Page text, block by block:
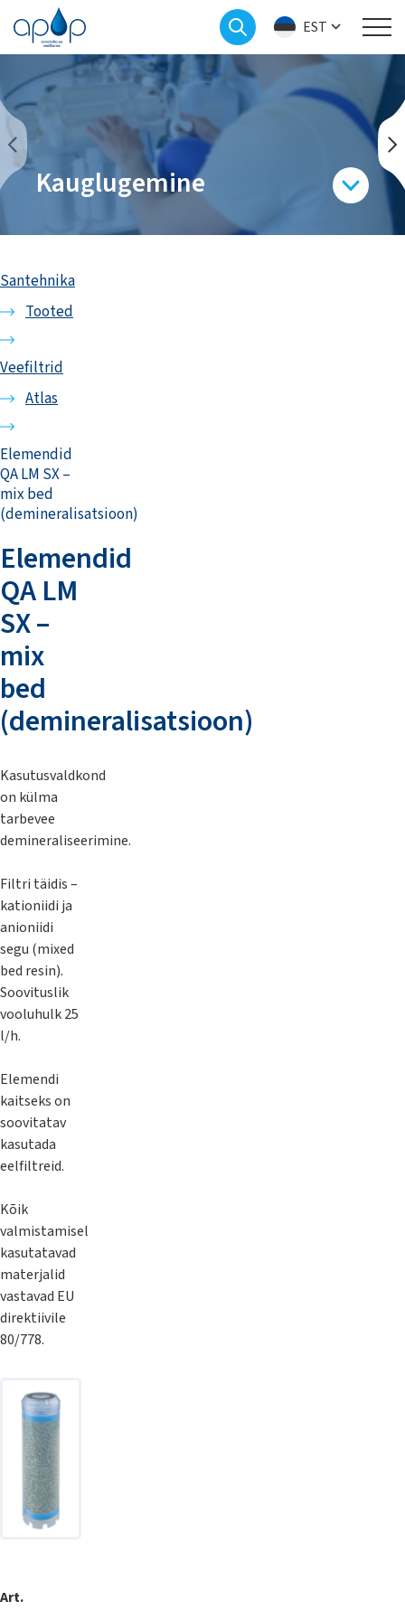
EST
Kauglugemine
Santehnika
Tooted
Veefiltrid
Atlas
Elemendid
QA LM SX –
mix bed
(demineralisatsioon)
Elemendid
QA LM
SX –
mix
bed
(demineralisatsioon)
Kasutusvaldkond
on külma
tarbevee
demineraliseerimine.
Filtri täidis –
kationiidi ja
anioniidi
segu (mixed
bed resin).
Soovituslik
vooluhulk 25
l/h.
Elemendi
kaitseks on
soovitatav
kasutada
eelfiltreid.
Kõik
valmistamisel
kasutatavad
materjalid
vastavad EU
direktiivile
80/778.
Art.